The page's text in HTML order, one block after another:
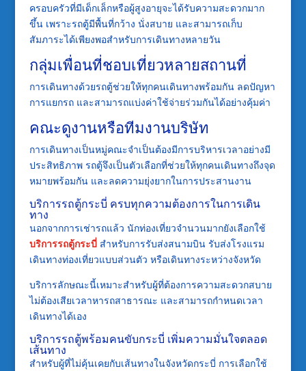
ครอบครัวที่มีเด็กเล็กหรือผู้สูงอายุจะได้รับความสะดวกมาก
ขึ้น เพราะรถตู้มีพื้นที่กว้าง นั่งสบาย และสามารถเก็บ
สัมภาระได้เพียงพอสำหรับการเดินทางหลายวัน
กลุ่มเพื่อนที่ชอบเที่ยวหลายสถานที่
การเดินทางด้วยรถตู้ช่วยให้ทุกคนเดินทางพร้อมกัน ลดปัญหา
การแยกรถ และสามารถแบ่งค่าใช้จ่ายร่วมกันได้อย่างคุ้มค่า
คณะดูงานหรือทีมงานบริษัท
การเดินทางเป็นหมู่คณะจำเป็นต้องมีการบริหารเวลาอย่างมี
ประสิทธิภาพ รถตู้จึงเป็นตัวเลือกที่ช่วยให้ทุกคนเดินทางถึงจุด
หมายพร้อมกัน และลดความยุ่งยากในการประสานงาน
บริการรถตู้กระบี่ ครบทุกความต้องการในการเดิน
ทาง
นอกจากการเช่ารถแล้ว นักท่องเที่ยวจำนวนมากยังเลือกใช้
บริการรถตู้กระบี่ สำหรับการรับส่งสนามบิน รับส่งโรงแรม
เดินทางท่องเที่ยวแบบส่วนตัว หรือเดินทางระหว่างจังหวัด
บริการลักษณะนี้เหมาะสำหรับผู้ที่ต้องการความสะดวกสบาย
ไม่ต้องเสียเวลาหารถสาธารณะ และสามารถกำหนดเวลา
เดินทางได้เอง
บริการรถตู้พร้อมคนขับกระบี่ เพิ่มความมั่นใจตลอด
เส้นทาง
สำหรับผู้ที่ไม่คุ้นเคยกับเส้นทางในจังหวัดกระบี่ การเลือกใช้